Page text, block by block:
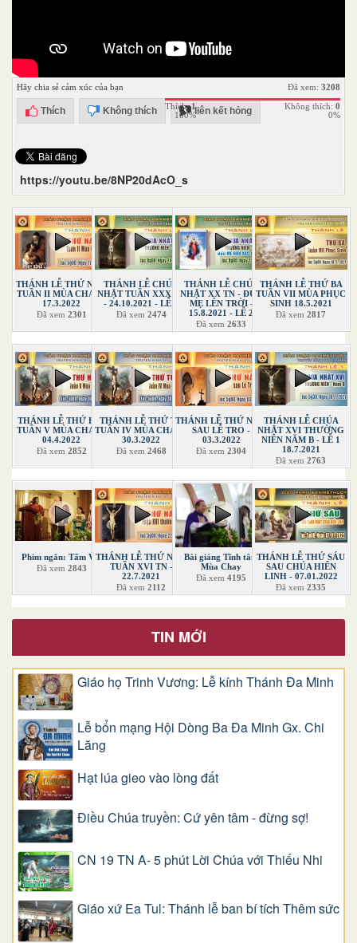
Hãy chia sẻ cảm xúc của bạn
Thích Không thích liên kết hỏng
Đã xem: 3208
Thích:1
100%
Không thích: 0
0%
https://youtu.be/8NP20dAcO_s
THÁNH LỄ THỨ NĂM
TUẦN II MÙA CHAY -
17.3.2022
Đã xem 2301
THÁNH LỄ CHÚA
NHẬT TUẦN XXX TN
- 24.10.2021 - LỄ 2
Đã xem 2474
THÁNH LỄ CHÚA
NHẬT XX TN - ĐỨC
MẸ LÊN TRỜI -
15.8.2021 - LỄ 2
Đã xem2633
THÁNH LỄ THỨ BA
TUẦN VII MÙA PHỤC
SINH 18.5.2021
Đã xem2817
THÁNH LỄ THỨ HAI
TUẦN V MÙA CHAY -
04.4.2022
Đã xem 2852
THÁNH LỄ THỨ TƯ
TUẦN IV MÙA CHAY -
30.3.2022
Đã xem 2468
THÁNH LỄ THỨ NĂM
SAU LỄ TRO -
03.3.2022
Đã xem2304
THÁNH LỄ CHÚA
NHẬT XVI THƯỜNG
NIÊN NĂM B - LỄ 1
18.7.2021
Đã xem2763
Phim ngắn: Tấm Vải
Đã xem 2843
THÁNH LỄ THỨ NĂM
TUẦN XVI TN -
22.7.2021
Đã xem2112
Bài giảng Tĩnh tâm
Mùa Chay
Đã xem4195
THÁNH LỄ THỨ SÁU
SAU CHÚA HIỂN
LINH - 07.01.2022
Đã xem2335
TIN MỚI
Giáo họ Trinh Vương: Lễ kính Thánh Đa Minh
Lễ bổn mạng Hội Dòng Ba Đa Minh Gx. Chi
Lăng
Hạt lúa gieo vào lòng đất
Điều Chúa truyền: Cứ yên tâm - đừng sợ!
CN 19 TN A- 5 phút Lời Chúa với Thiếu Nhi
Giáo xứ Ea Tul: Thánh lễ ban bí tích Thêm sức